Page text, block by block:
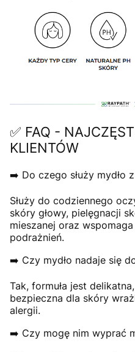
✅ FAQ -
KLIENTÓW
➡️ Do czego służy mydło
Służy do codziennego
skóry głowy, pielęgnacji
mieszanej oraz
podrażnień.
➡️ Czy mydło nadaje się
Tak, formuła jest
bezpieczna dla skóry
alergii.
➡️ Czy mogę nim wyprać